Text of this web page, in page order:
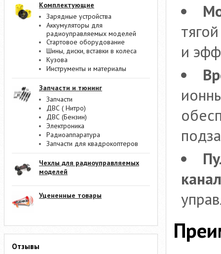
Комплектующие
Зарядные устройства
Аккумуляторы для
радиоуправляемых моделей
Стартовое оборудование
Шины, диски, вставки в колеса
Кузова
Инструменты и материалы
Запчасти и тюнинг
Запчасти
ДВС ( Нитро)
ДВС (Бензин)
Электроника
Радиоаппаратура
Запчасти для квадрокоптеров
Чехлы для радиоуправляемых
моделей
Уцененные товары
Отзывы
и